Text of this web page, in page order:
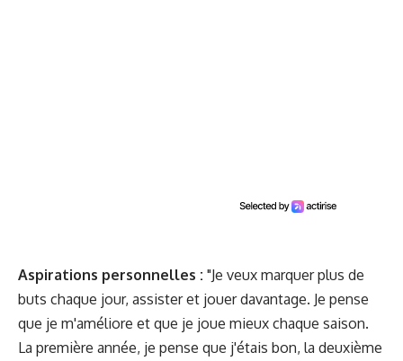
Aspirations personnelles : "Je veux marquer plus de
buts chaque jour, assister et jouer davantage. Je pense
que je m'améliore et que je joue mieux chaque saison.
La première année, je pense que j'étais bon, la deuxième